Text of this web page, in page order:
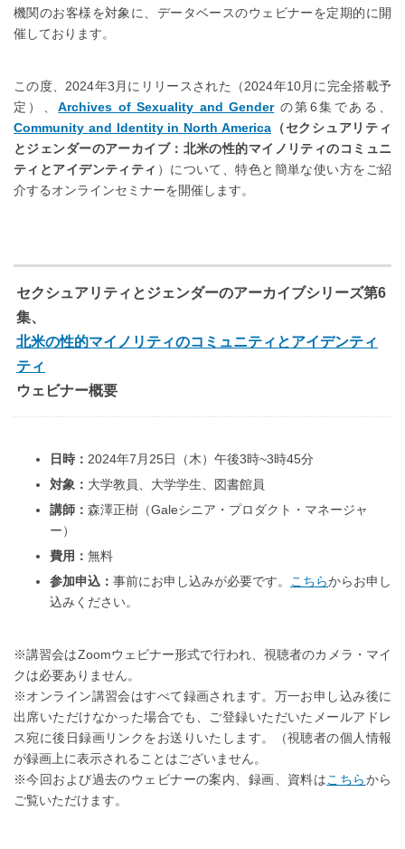
機関のお客様を対象に、データベースのウェビナーを定期的に開
催しております。
この度、2024年3月にリリースされた（2024年10月に完全搭載予
定）、Archives of Sexuality and Genderの第6集である、
Community and Identity in North America（セクシュアリティ
とジェンダーのアーカイブ：北米の性的マイノリティのコミュニ
ティとアイデンティティ ）について、特色と簡単な使い方をご紹
介するオンラインセミナーを開催します。
セクシュアリティとジェンダーのアーカイブシリーズ第6
集、
北米の性的マイノリティのコミュニティとアイデンティ
ティ
ウェビナー概要
日時： 2024年7月25日（木）午後3時~3時45分
対象： 大学教員、大学学生、図書館員
講師： 森澤正樹（Galeシニア・プロダクト・マネージャ
ー）
費用： 無料
参加申込： 事前にお申し込みが必要です。 こちらからお申し
込みください。
※講習会はZoomウェビナー形式で行われ、視聴者のカメラ・マイ
クは必要ありません。
※オンライン講習会はすべて録画されます。万一お申し込み後に
出席いただけなかった場合でも、ご登録いただいたメールアドレ
ス宛に後日録画リンクをお送りいたします。（視聴者の個人情報
が録画上に表示されることはございません。
※今回および過去のウェビナーの案内、録画、資料はこちらから
ご覧いただけます。